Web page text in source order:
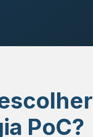
PoC?